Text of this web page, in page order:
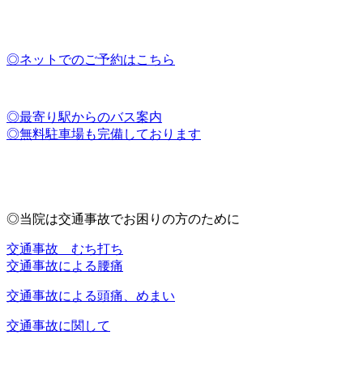
◎ネットでのご予約はこちら
◎最寄り駅からのバス案内
◎無料駐車場も完備しております
◎当院は交通事故でお困りの方のために
交通事故 むち打ち
交通事故による腰痛
交通事故による頭痛、めまい
交通事故に関して